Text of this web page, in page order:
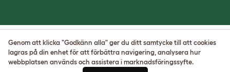
Genom att klicka "Godkänn alla" ger du ditt samtycke till att cookies
lagras på din enhet för att förbättra navigering, analysera hur
webbplatsen används och assistera i marknadsföringssyfte.